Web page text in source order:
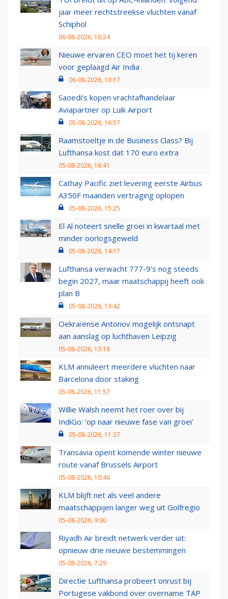
jaar meer rechtstreekse vluchten vanaf
Schiphol
06-08-2026, 10:24
Nieuwe ervaren CEO moet het tij keren
voor geplaagd Air India
06-08-2026, 10:17
Saoedi’s kopen vrachtafhandelaar
Aviapartner op Luik Airport
05-08-2026, 16:57
Raamstoeltje in de Business Class? Bij
Lufthansa kost dat 170 euro extra
05-08-2026, 16:41
Cathay Pacific ziet levering eerste Airbus
A350F maanden vertraging oplopen
05-08-2026, 15:25
El Al noteert snelle groei in kwartaal met
minder oorlogsgeweld
05-08-2026, 14:17
Lufthansa verwacht 777-9’s nog steeds
begin 2027, maar maatschappij heeft ook
plan B
05-08-2026, 13:42
Oekraïense Antonov mogelijk ontsnapt
aan aanslag op luchthaven Leipzig
05-08-2026, 13:18
KLM annuleert meerdere vluchten naar
Barcelona door staking
05-08-2026, 11:57
Willie Walsh neemt het roer over bij
IndiGo: 'op naar nieuwe fase van groei'
05-08-2026, 11:37
Transavia opent komende winter nieuwe
route vanaf Brussels Airport
05-08-2026, 10:46
KLM blijft net als veel andere
maatschappijen langer weg uit Golfregio
05-08-2026, 9:00
Riyadh Air breidt netwerk verder uit:
opnieuw drie nieuwe bestemmingen
05-08-2026, 7:29
Directie Lufthansa probeert onrust bij
Portugese vakbond over overname TAP